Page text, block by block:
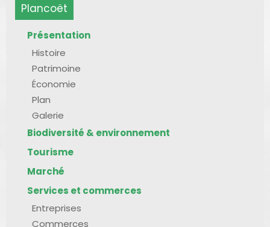
Plancoët
Présentation
Histoire
Patrimoine
Économie
Plan
Galerie
Biodiversité & environnement
Tourisme
Marché
Services et commerces
Entreprises
Commerces